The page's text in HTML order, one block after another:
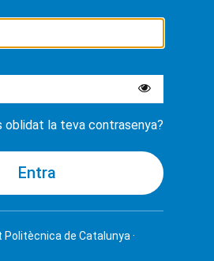
oblidat la teva contrasenya?
de Catalunya ·